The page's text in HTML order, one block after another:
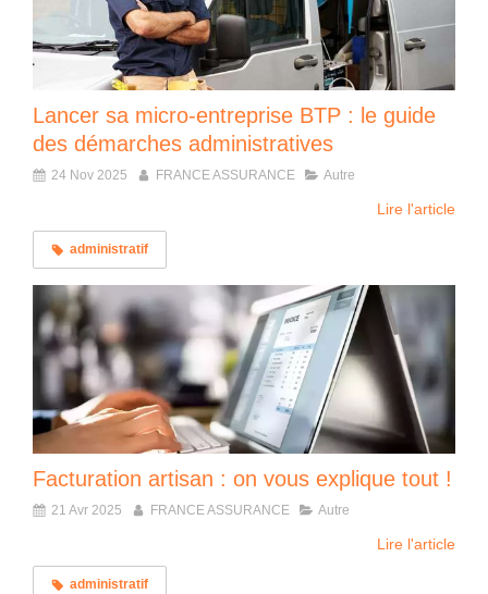
Lancer sa micro-entreprise BTP : le guide
des démarches administratives
24 Nov 2025 FRANCE ASSURANCE Autre
Lire l'article
administratif
Facturation artisan : on vous explique tout !
21 Avr 2025 FRANCE ASSURANCE Autre
Lire l'article
administratif